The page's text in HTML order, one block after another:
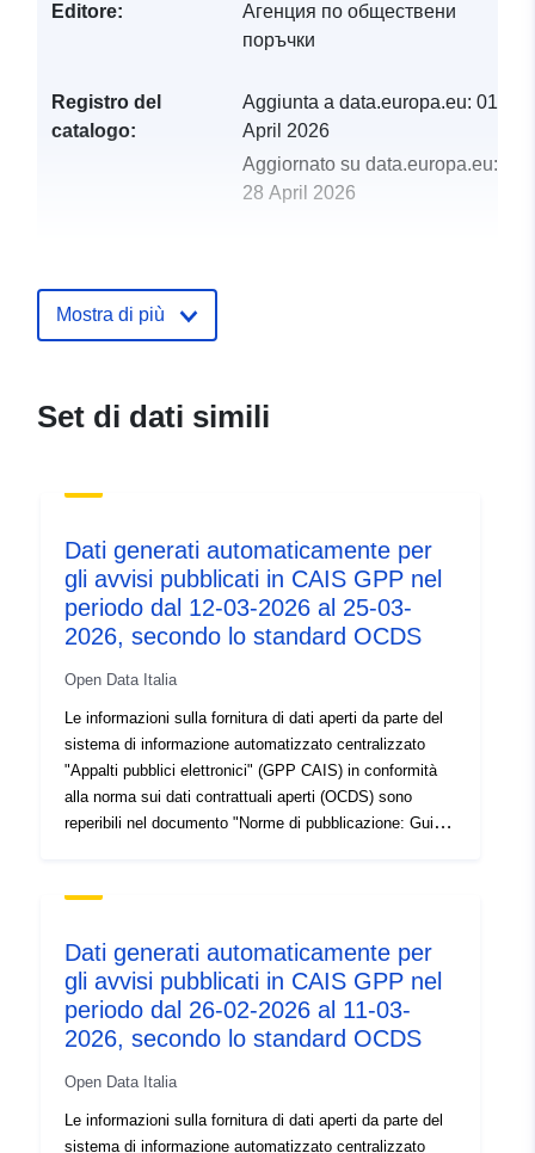
Editore:
Агенция по обществени
поръчки
Registro del
catalogo:
Aggiunta a data.europa.eu: 01
April 2026
Aggiornato su data.europa.eu:
28 April 2026
Mostra di più
Set di dati simili
Dati generati automaticamente per
gli avvisi pubblicati in CAIS GPP nel
periodo dal 12-03-2026 al 25-03-
2026, secondo lo standard OCDS
Open Data Italia
Le informazioni sulla fornitura di dati aperti da parte del
sistema di informazione automatizzato centralizzato
"Appalti pubblici elettronici" (GPP CAIS) in conformità
alla norma sui dati contrattuali aperti (OCDS) sono
reperibili nel documento "Norme di pubblicazione: Guide
sul portale degli appalti pubblici –
Dati generati automaticamente per
gli avvisi pubblicati in CAIS GPP nel
periodo dal 26-02-2026 al 11-03-
2026, secondo lo standard OCDS
Open Data Italia
Le informazioni sulla fornitura di dati aperti da parte del
sistema di informazione automatizzato centralizzato